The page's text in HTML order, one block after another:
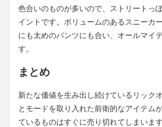
色合いのものが多いので、ストリートっ
イントです。ボリュームのあるスニーカ
にも太めのパンツにも合い、オールマイ
す。
まとめ
新たな価値を生み出し続けているリック
とモードを取り入れた前衛的なアイテム
ているものはすぐに売り切れてしまいま